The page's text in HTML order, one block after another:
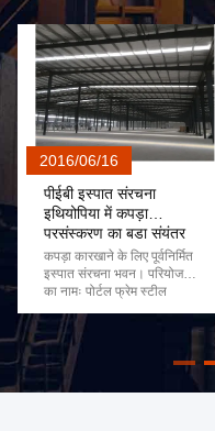
2016/06/16
पीईबी इस्पात संरचना
इथियोपिया में कपड़ा
प्रसंस्करण का बड़ा संयंत्र
कपड़ा कारखाने के लिए पूर्वनिर्मित
इस्पात संरचना भवन। परियोजना
का नामः पोर्टल फ्रेम स्टील
100,000 वर्ग मीटर निर्माण स्थल:
इथियोपिया परियोजना का विवरण:
इसमें 2 कपड़ा कार्यशालाएं,
कार्यालय भवन, कर्मचारी छात्रावास
और हल्के स्टील का विला शामिल